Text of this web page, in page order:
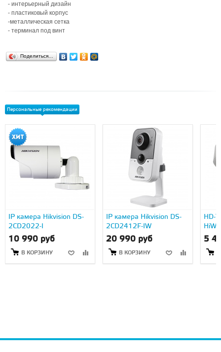
- интерьерный дизайн
- пластиковый корпус
-металлическая сетка
- терминал под винт
Поделиться…
Персональные рекомендации
IP камера Hikvision DS-
2CD2022-I
10 990 руб
В КОРЗИНУ
IP камера Hikvision DS-
2CD2412F-IW
20 990 руб
В КОРЗИНУ
HD-
5